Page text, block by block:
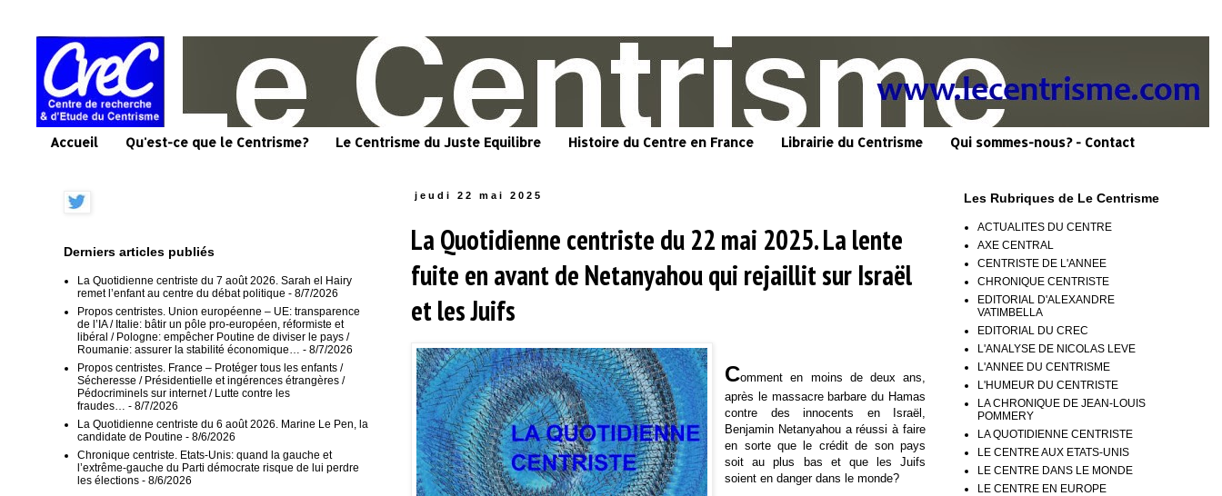
Accueil Qu'est-ce que le Centrisme? Le Centrisme du Juste Equilibre Histoire du Centre en France Librairie du Centrisme Qui sommes-nous? - Contact
jeudi 22 mai 2025
La Quotidienne centriste du 22 mai 2025. La lente
fuite en avant de Netanyahou qui rejaillit sur Israël
et les Juifs
Comment en moins de deux ans,
après le massacre barbare du Hamas
contre des innocents en Israël,
Benjamin Netanyahou a réussi à faire
en sorte que le crédit de son pays
soit au plus bas et que les Juifs
soient en danger dans le monde?
Derniers articles publiés
La Quotidienne centriste du 7 août 2026. Sarah el Hairy
remet l’enfant au centre du débat politique - 8/7/2026
Propos centristes. Union européenne – UE: transparence
de l’IA / Italie: bâtir un pôle pro-européen, réformiste et
libéral / Pologne: empêcher Poutine de diviser le pays /
Roumanie: assurer la stabilité économique…
- 8/7/2026
Propos centristes. France – Protéger tous les enfants /
Sécheresse / Présidentielle et ingérences étrangères /
Pédocriminels sur internet / Lutte contre les
fraudes…
- 8/7/2026
La Quotidienne centriste du 6 août 2026. Marine Le Pen, la
candidate de Poutine - 8/6/2026
Chronique centriste. Etats-Unis: quand la gauche et
l’extrême-gauche du Parti démocrate risque de lui perdre
les élections - 8/6/2026
Les Rubriques de Le Centrisme
ACTUALITES DU CENTRE
AXE CENTRAL
CENTRISTE DE L'ANNEE
CHRONIQUE CENTRISTE
EDITORIAL D'ALEXANDRE
VATIMBELLA
EDITORIAL DU CREC
L'ANALYSE DE NICOLAS LEVE
L'ANNEE DU CENTRISME
L'HUMEUR DU CENTRISTE
LA CHRONIQUE DE JEAN-LOUIS
POMMERY
LA QUOTIDIENNE CENTRISTE
LE CENTRE AUX ETATS-UNIS
LE CENTRE DANS LE MONDE
LE CENTRE EN EUROPE